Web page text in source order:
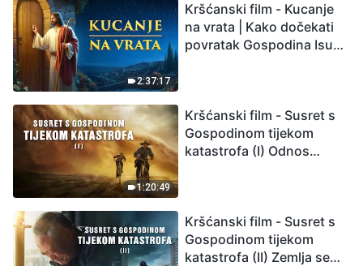
2:37:17
Kršćanski film - Kucanje
na vrata | Kako dočekati
povratak Gospodina Isusa
1:20:49
Kršćanski film - Susret s
Gospodinom tijekom
katastrofa (I) Odnos
Kršćanski film - Susret s
Gospodinom tijekom
katastrofa (II) Zemlja se